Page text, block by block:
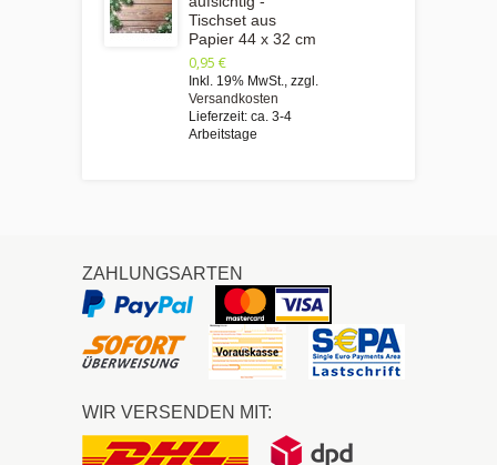
Tischset aus
Papier 44 x 32 cm
0,95 €
Inkl. 19% MwSt. zzgl.
Versandkosten
Lieferzeit: ca. 3-4
Arbeitstage
ZAHLUNGSARTEN
WIR VERSENDEN MIT: